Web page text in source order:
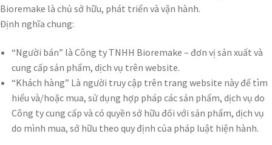
Bioremake là chủ sở hữu, phát triển và vận hành.
Định nghĩa chung:
“Người bán” là Công ty TNHH Bioremake – đơn vị sản xuất và
cung cấp sản phẩm, dịch vụ trên website.
“Khách hàng” Là người truy cập trên trang website này để tìm
hiểu và/hoặc mua, sử dụng hợp pháp các sản phẩm, dịch vụ do
Công ty cung cấp và có quyền sở hữu đối với sản phẩm, dịch vụ
do mình mua, sở hữu theo quy định của pháp luật hiện hành.